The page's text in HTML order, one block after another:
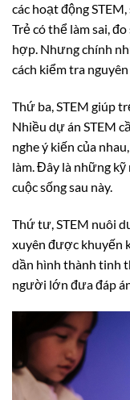
các hoạt động
Trẻ có thể làm sai,
hợp. Nhưng chính
cách kiểm tra
Thứ ba, STEM giúp
Nhiều dự án STEM
nghe ý kiến của
làm. Đây là những
cuộc sống sau này.
Thứ tư, STEM nuôi
xuyên được khuyến
dần hình thành tinh
người lớn đưa đáp